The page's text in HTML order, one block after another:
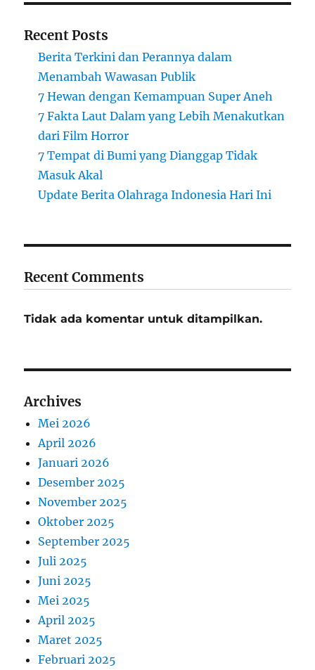
Recent Posts
Berita Terkini dan Perannya dalam
Menambah Wawasan Publik
7 Hewan dengan Kemampuan Super Aneh
7 Fakta Laut Dalam yang Lebih Menakutkan
dari Film Horror
7 Tempat di Bumi yang Dianggap Tidak
Masuk Akal
Update Berita Olahraga Indonesia Hari Ini
Recent Comments
Tidak ada komentar untuk ditampilkan.
Archives
Mei 2026
April 2026
Januari 2026
Desember 2025
November 2025
Oktober 2025
September 2025
Juli 2025
Juni 2025
Mei 2025
April 2025
Maret 2025
Februari 2025